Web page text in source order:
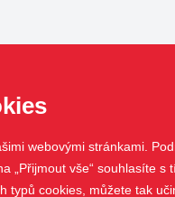
webovými stránkami.
„Přijmout vše“ souhlasíte s
typů cookies, můžete tak